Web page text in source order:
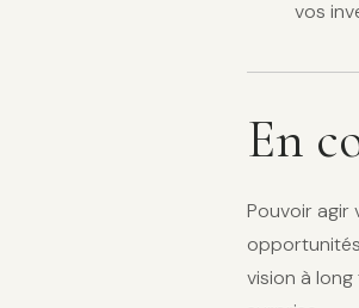
vos
En
Pouvoir agir
vision à